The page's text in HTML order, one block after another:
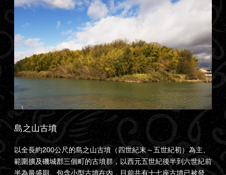
島之山古墳
以全長約200公尺的島之山古墳（四世紀末～五世紀初）為主、
範圍擴及磯城郡三個町的古墳群，以西元五世紀後半到六世紀前
半為最盛期。包含小型古墳在內，目前共有十七座古墳已被發